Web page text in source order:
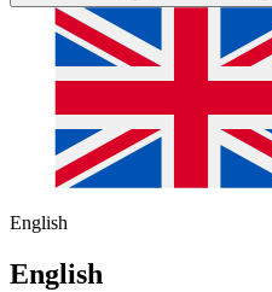
English
English